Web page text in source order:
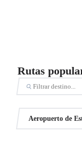
Rutas
Aeropuerto de